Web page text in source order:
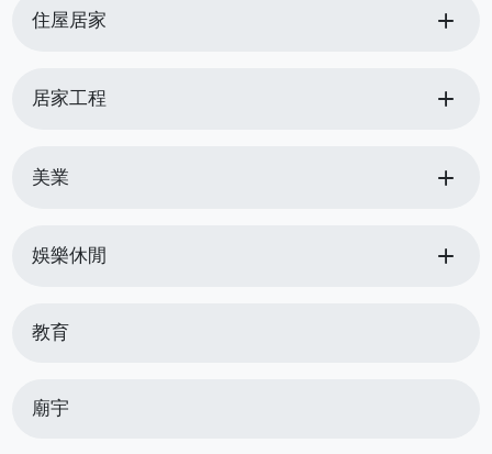
住屋居家 add
居家工程 add
美業 add
娛樂休閒 add
教育
廟宇